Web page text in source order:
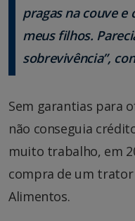
pragas na couve e
meus filhos.
sobrevivência”,
Sem garantias para
não conseguia
muito trabalho, em
compra de um
Alimentos.